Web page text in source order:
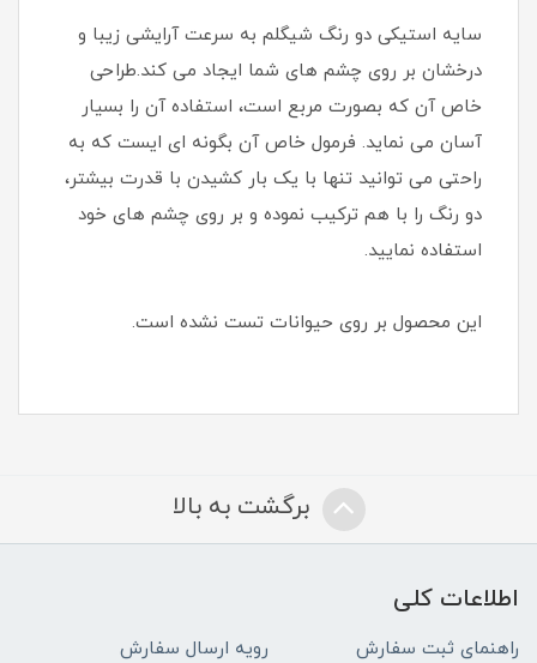
سایه استیکی دو رنگ شیگلم به سرعت آرایشی زیبا و
درخشان بر روی چشم های شما ایجاد می کند.طراحی
خاص آن که بصورت مربع است، استفاده آن را بسیار
آسان می نماید. فرمول خاص آن بگونه ای ایست که به
راحتی می توانید تنها با یک بار کشیدن با قدرت بیشتر،
دو رنگ را با هم ترکیب نموده و بر روی چشم های خود
استفاده نمایید.
این محصول بر روی حیوانات تست نشده است.
برگشت به بالا
اطلاعات کلی
راهنمای ثبت سفارش
رویه ارسال سفارش